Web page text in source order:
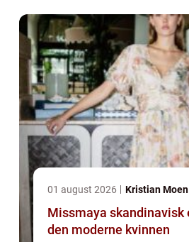
01 august 2026 Kristian Moen
Missmaya skandinavisk eleganse for
den moderne kvinnen